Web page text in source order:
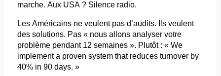
marche. Aux USA ? Silence radio.
Les Américains ne veulent pas d’audits. Ils veulent
des solutions. Pas « nous allons analyser votre
problème pendant 12 semaines ». Plutôt : « We
implementa proven system that reducesturnover by
40% in 90 days. »